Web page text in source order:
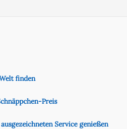
finden
Preis
Service genießen